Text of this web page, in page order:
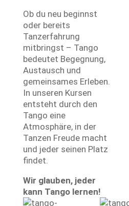
Ob du neu beginnst
oder bereits
Tanzerfahrung
mitbringst – Tango
bedeutet Begegnung,
Austausch und
gemeinsames Erleben.
In unseren Kursen
entsteht durch den
Tango eine
Atmosphäre, in der
Tanzen Freude macht
und jeder seinen Platz
findet.
Wir glauben, jeder
kann Tango lernen!